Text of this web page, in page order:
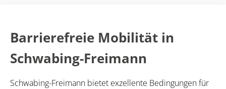
Barrierefreie Mobilität in
Schwabing-Freimann
Schwabing-Freimann bietet exzellente Bedingungen für